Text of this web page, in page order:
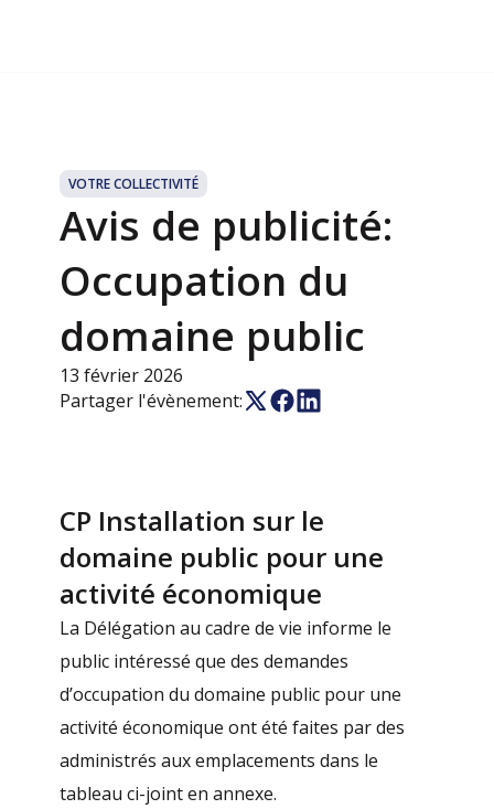
VOTRE COLLECTIVITÉ
Avis de publicité:
Occupation du
domaine public
13 février 2026
Partager l'évènement:
CP Installation sur le
domaine public pour une
activité économique
La Délégation au cadre de vie informe le
public intéressé que des demandes
d’occupation du domaine public pour une
activité économique ont été faites par des
administrés aux emplacements dans le
tableau ci-joint en annexe.